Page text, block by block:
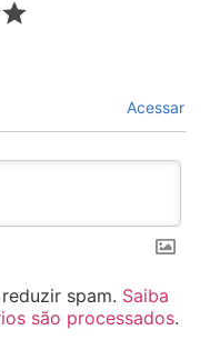
Acessar
spam. Saiba
são processados.